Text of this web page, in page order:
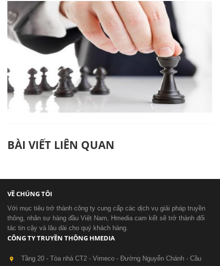
BÀI VIẾT LIÊN QUAN
VỀ CHÚNG TÔI
Với mục tiêu trở thành công ty cung cấp các dịch vụ giải pháp truyền
thông, nhân sự hàng đầu Việt Nam, Hmedia cam kết sẽ trở thành đối
tác tin cậy và lâu dài cho quý khách hàng.
CÔNG TY TRUYỀN THÔNG HMEDIA
Tầng 20 - Tòa nhà CT2 - Vimeco - Đường Nguyễn Chánh - Cầu